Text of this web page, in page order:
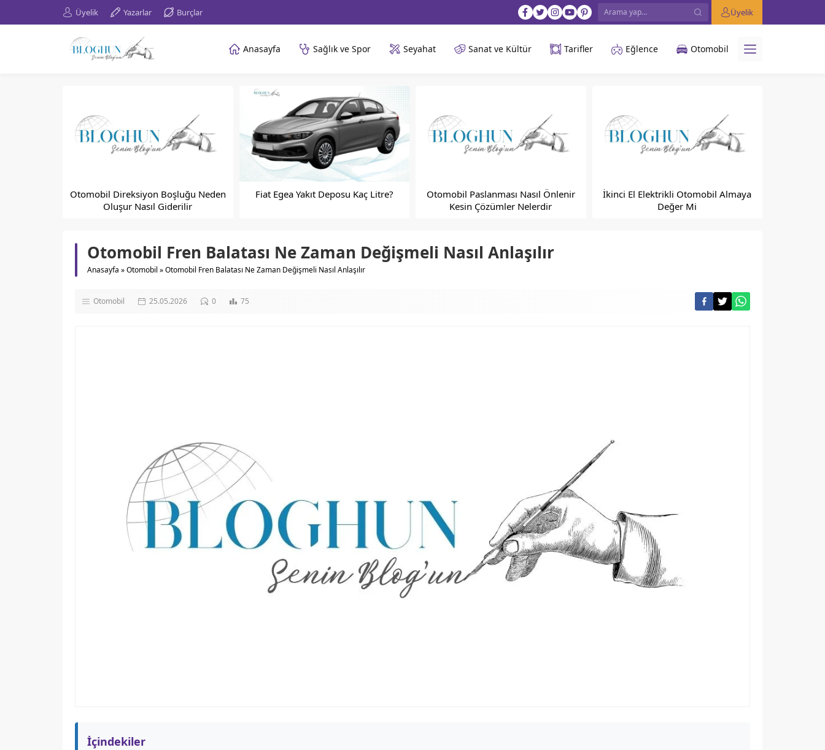
Üyelik Yazarlar Burçlar Üyelik
Anasayfa Sağlık ve Spor Seyahat Sanat ve Kültür Tarifler Eğlence Otomobil
Otomobil Direksiyon Boşluğu Neden
Oluşur Nasıl Giderilir
Fiat Egea Yakıt Deposu Kaç Litre?
Otomobil Paslanması Nasıl Önlenir
Kesin Çözümler Nelerdir
İkinci El Elektrikli Otomobil Almaya
Değer Mi
Otomobil Fren Balatası Ne Zaman Değişmeli Nasıl Anlaşılır
Anasayfa »Otomobil »Otomobil Fren Balatası Ne Zaman Değişmeli Nasıl Anlaşılır
Otomobil 25.05.2026 0 75
İçindekiler